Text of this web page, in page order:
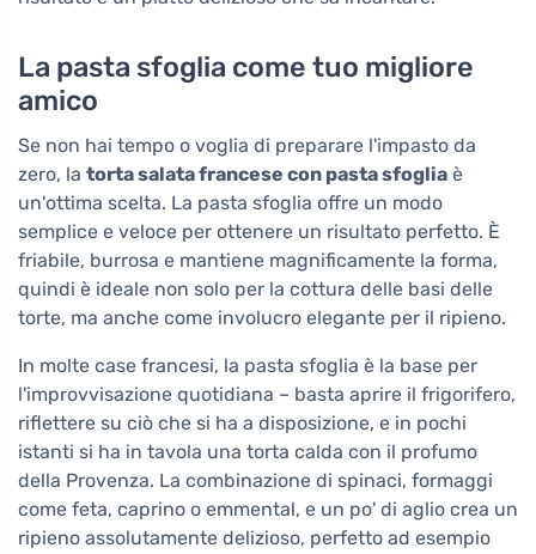
La pasta sfoglia come tuo migliore
amico
Se non hai tempo o voglia di preparare l'impasto da
zero, la torta salata francese con pasta sfoglia è
un'ottima scelta. La pasta sfoglia offre un modo
semplice e veloce per ottenere un risultato perfetto. È
friabile, burrosa e mantiene magnificamente la forma,
quindi è ideale non solo per la cottura delle basi delle
torte, ma anche come involucro elegante per il ripieno.
In molte case francesi, la pasta sfoglia è la base per
l'improvvisazione quotidiana – basta aprire il frigorifero,
riflettere su ciò che si ha a disposizione, e in pochi
istanti si ha in tavola una torta calda con il profumo
della Provenza. La combinazione di spinaci, formaggi
come feta, caprino o emmental, e un po' di aglio crea un
ripieno assolutamente delizioso, perfetto ad esempio